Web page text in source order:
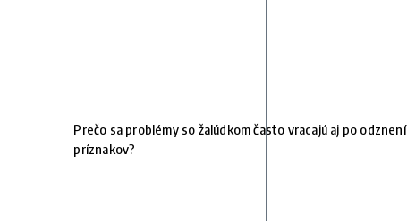
Prečo sa problémy so žalúdkom často vracajú aj po odznení
príznakov?